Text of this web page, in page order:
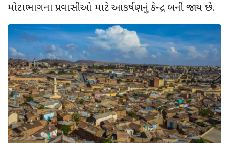
મોટાભાગના પ્રવાસીઓ માટે આકર્ષણનું કેન્દ્ર બની જાય છે.